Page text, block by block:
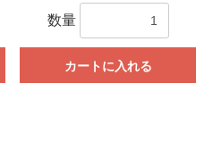
数量
カートに入れる